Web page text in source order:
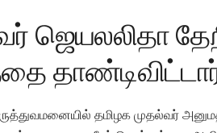
ஜெயலலிதா
தமிழக முதல்வர்